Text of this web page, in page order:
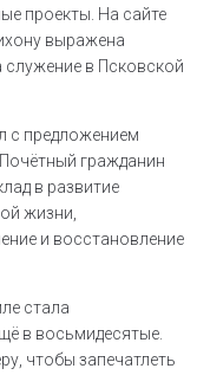
проекты. На сайте
выражена
служение в Псковской
с предложением
гражданин
в развитие
жизни,
и восстановление
стала
в восьмидесятые.
чтобы запечатлеть